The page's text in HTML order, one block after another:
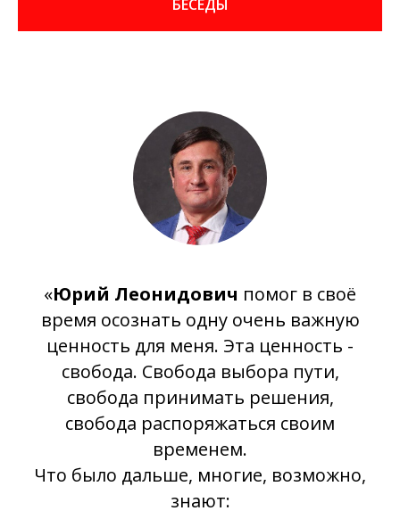
БЕСЕДЫ
«Юрий Леонидович помог в своё
время осознать одну очень важную
ценность для меня. Эта ценность -
свобода. Свобода выбора пути,
свобода принимать решения,
свобода распоряжаться своим
временем.
Что было дальше, многие, возможно,
знают: